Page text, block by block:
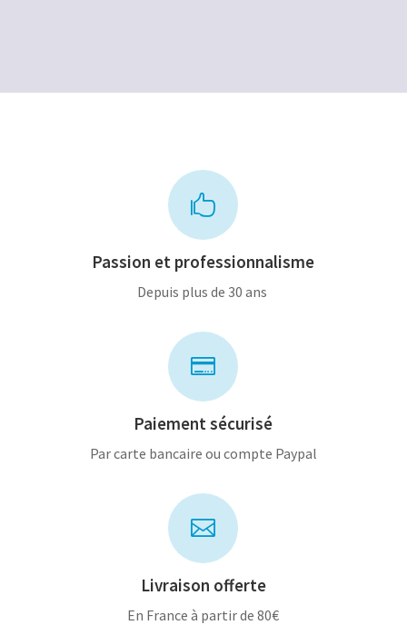

Passion et professionnalisme
Depuis plus de 30 ans

Paiement sécurisé
Par carte bancaire ou compte Paypal

Livraison offerte
En France à partir de 80€